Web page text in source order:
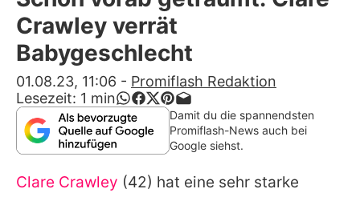
Alle Themen auf Promiflash
Jobs
App runterladen
Team
Redaktionelle Richtlinien
Impressum
Crawley verrät
Babygeschlecht
01.08.23, 11:06 - Promiflash Redaktion
Lesezeit: 1 min
Damit du die spannendsten
Promiflash-News auch bei
Google siehst.
Clare Crawley (42) hat eine sehr starke